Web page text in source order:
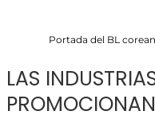
Portada del BL
LAS